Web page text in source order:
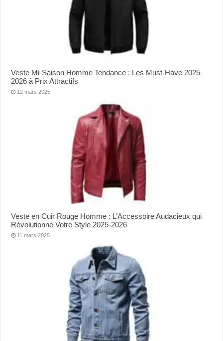
Veste Mi-Saison Homme Tendance : Les Must-Have 2025-
2026 à Prix Attractifs
12 mars 2025
Veste en Cuir Rouge Homme : L’Accessoire Audacieux qui
Révolutionne Votre Style 2025-2026
11 mars 2025